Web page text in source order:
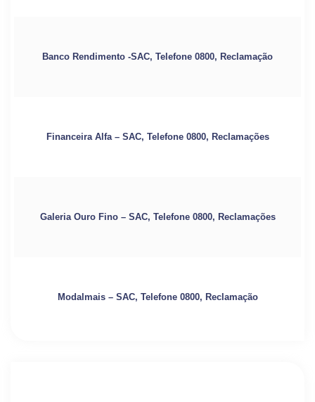
Banco Rendimento -SAC, Telefone 0800, Reclamação
Financeira Alfa – SAC, Telefone 0800, Reclamações
Galeria Ouro Fino – SAC, Telefone 0800, Reclamações
Modalmais – SAC, Telefone 0800, Reclamação